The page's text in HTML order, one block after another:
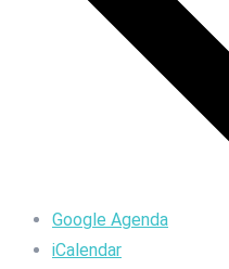
Google Agenda
iCalendar